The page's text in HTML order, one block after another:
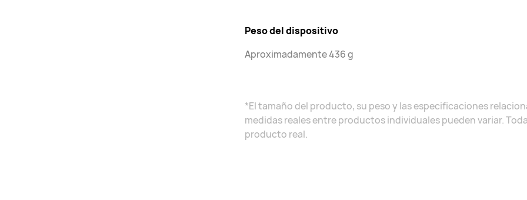
Peso del dispositivo
Aproximadamente 436 g
*El tamaño del producto, su peso y las especificaciones
medidas reales entre productos individuales pueden variar.
producto real.